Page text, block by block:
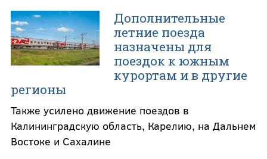
Дополнительные
летние поезда
назначены для
поездок к южным
курортам и в другие
регионы
Также усилено движение поездов в
Калининградскую область, Карелию, на Дальнем
Востоке и Сахалине